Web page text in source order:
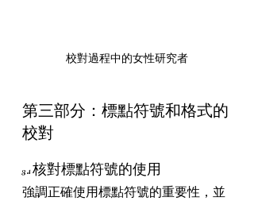
校對過程中的女性研究者
第三部分：標點符號和格式的
校對
3.1 核對標點符號的使用
強調正確使用標點符號的重要性，並